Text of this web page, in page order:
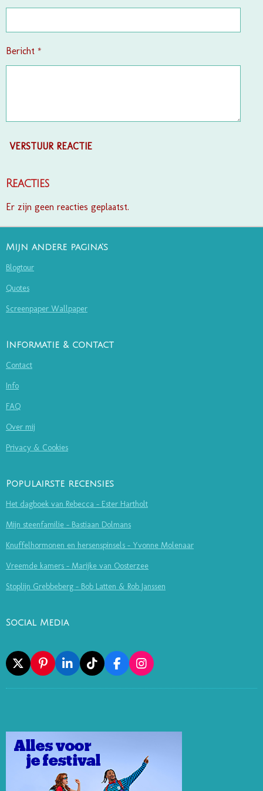
Bericht *
VERSTUUR REACTIE
Reacties
Er zijn geen reacties geplaatst.
Mijn andere pagina's
Blogtour
Quotes
Screenpaper Wallpaper
Informatie & contact
Contact
Info
FAQ
Over mij
Privacy & Cookies
Populairste recensies
Het dagboek van Rebecca - Ester Hartholt
Mijn steenfamilie - Bastiaan Dolmans
Knuffelhormonen en hersenspinsels - Yvonne Molenaar
Vreemde kamers - Marijke van Oosterzee
Stoplijn Grebbeberg - Bob Latten & Rob Janssen
Social Media
X
P
I
N
E
S
T
L
I
N
I
N
T
I
K
F
A
C
O
I
N
S
R
M